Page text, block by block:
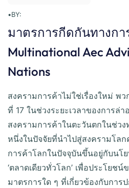
•BY:
มาตรการกีดกันทางกา
Multinational Aec
Nations
สงครามการค้าไม่ใช่เรื่องใหม่ พ
ที่ 17 ในช่วงระยะเวลาของการ
สงครามการค้าในตะวันตกในช่ว
หนึ่งในปัจจัยที่นำไปสู่สงครามโลก
การค้าโลกในปัจจุบันขึ้นอยู่กับนโย
‘ตลาดเดียวทั่วโลก’ เพื่อประโยช
มาตรการใด ๆ ที่เกี่ยวข้องกับการ